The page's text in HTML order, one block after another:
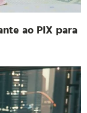
ao PIX para